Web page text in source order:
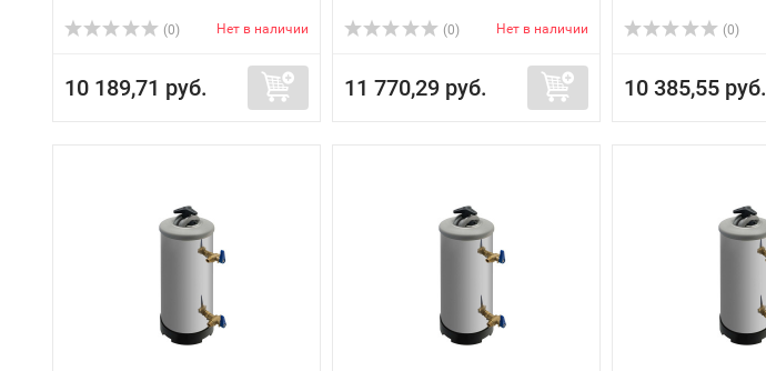
(0) Нет в наличии
10 189,71 руб.
(0) Нет в наличии
11 770,29 руб.
(0)
10 385,55 руб.